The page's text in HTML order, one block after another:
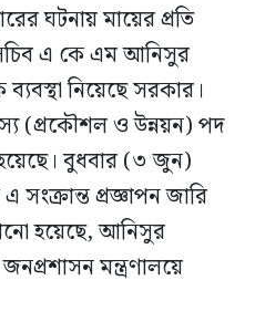
ঘটনায় মায়ের প্রতি
এ কে এম আনিসুর
নিয়েছে সরকার।
(প্রকৌশল ও উন্নয়ন) পদ
বুধবার (৩ জুন)
সংক্রান্ত প্রজ্ঞাপন জারি
হয়েছে, আনিসুর
মন্ত্রণালয়ে